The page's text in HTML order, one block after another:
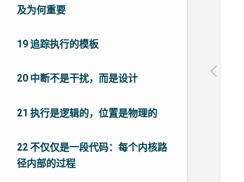
及为何重要
19 追踪执行的模板
20 中断不是干扰，而是设计
21 执行是逻辑的，位置是物理的
22 不仅仅是一段代码：每个内核路
径内部的过程